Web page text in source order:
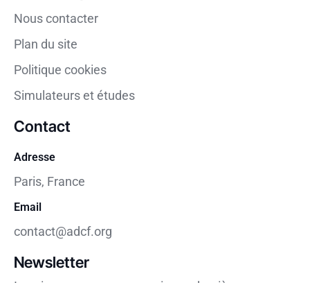
Nous contacter
Plan du site
Politique cookies
Simulateurs et études
Contact
Adresse
Paris, France
Email
contact@adcf.org
Newsletter